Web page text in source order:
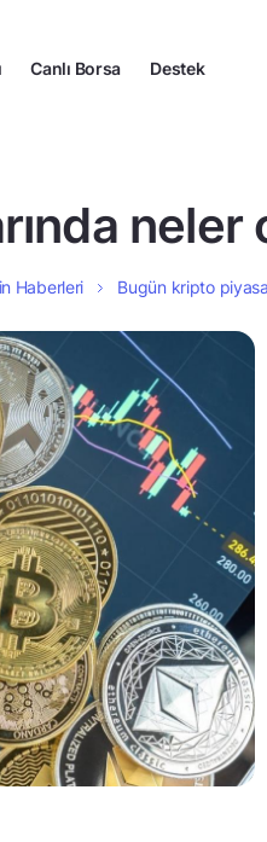
Canlı Borsa Destek
neler
Haberleri Bugün kripto